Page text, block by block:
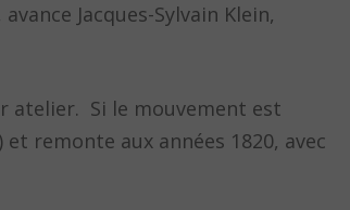
Jacques-Sylvain Klein,
atelier. Si le mouvement est
remonte aux années 1820, avec